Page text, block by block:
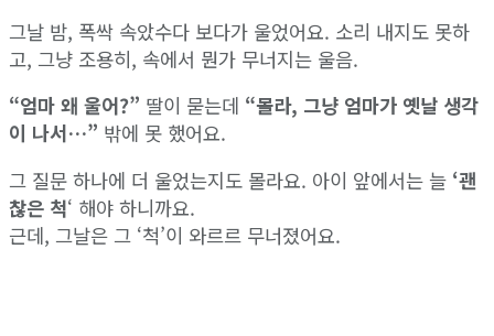
그날 밤, 폭싹 속았수다 보다가 울었어요. 소리 내지도 못하
고, 그냥 조용히, 속에서 뭔가 무너지는 울음.
“엄마 왜 울어?” 딸이 묻는데 “몰라, 그냥 엄마가 옛날 생각
이 나서…” 밖에 못 했어요.
그 질문 하나에 더 울었는지도 몰라요. 아이 앞에서는 늘 ‘괜
찮은 척‘ 해야 하니까요.
근데, 그날은 그 ‘척’이 와르르 무너졌어요.